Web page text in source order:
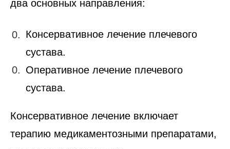
два основных направления:
Консервативное лечение плечевого
сустава.
Оперативное лечение плечевого
сустава.
Консервативное лечение включает
терапию медикаментозными препаратами,